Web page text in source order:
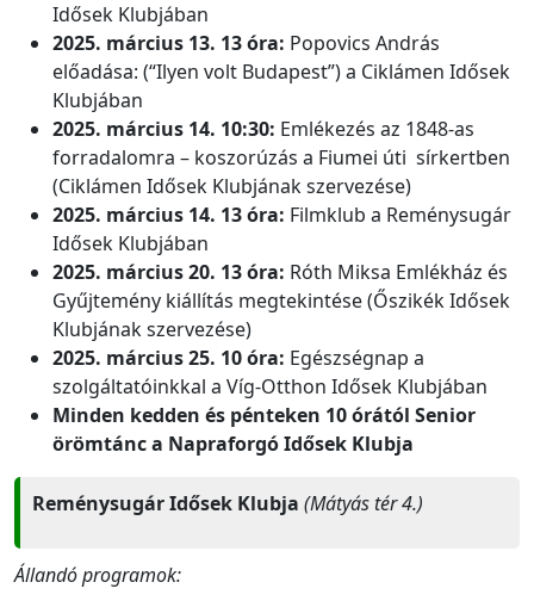
Idősek Klubjában
2025. március 13. 13 óra: Popovics András
előadása: (“Ilyen volt Budapest”) a Ciklámen Idősek
Klubjában
2025. március 14. 10:30: Emlékezés az 1848-as
forradalomra – koszorúzás a Fiumei úti sírkertben
(Ciklámen Idősek Klubjának szervezése)
2025. március 14. 13 óra: Filmklub a Reménysugár
Idősek Klubjában
2025. március 20. 13 óra: Róth Miksa Emlékház és
Gyűjtemény kiállítás megtekintése (Őszikék Idősek
Klubjának szervezése)
2025. március 25. 10 óra: Egészségnap a
szolgáltatóinkkal a Víg-Otthon Idősek Klubjában
Minden kedden és pénteken 10 órától Senior
örömtánc a Napraforgó Idősek Klubja
Reménysugár Idősek Klubja (Mátyás tér 4.)
Állandó programok: